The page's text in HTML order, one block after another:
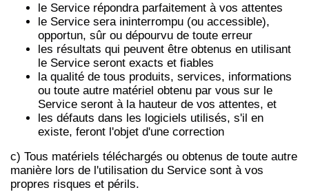
le Service répondra parfaitement à vos attentes
le Service sera ininterrompu (ou accessible),
opportun, sûr ou dépourvu de toute erreur
les résultats qui peuvent être obtenus en utilisant
le Service seront exacts et fiables
la qualité de tous produits, services, informations
ou toute autre matériel obtenu par vous sur le
Service seront à la hauteur de vos attentes, et
les défauts dans les logiciels utilisés, s'il en
existe, feront l'objet d'une correction
c) Tous matériels téléchargés ou obtenus de toute autre
manière lors de l'utilisation du Service sont à vos
propres risques et périls.